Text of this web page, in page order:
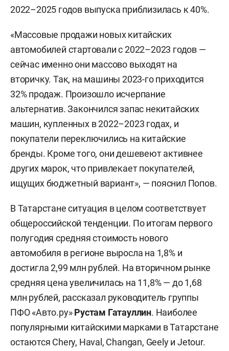
2022–2025 годов выпуска приблизилась к 40%.
«Массовые продажи новых китайских
автомобилей стартовали с 2022–2023 годов —
сейчас именно они массово выходят на
вторичку. Так, на машины 2023-го приходится
32% продаж. Произошло исчерпание
альтернатив. Закончился запас некитайских
машин, купленных в 2022–2023 годах, и
покупатели переключились на китайские
бренды. Кроме того, они дешевеют активнее
других марок, что привлекает покупателей,
ищущих бюджетный вариант», — пояснил Попов.
В Татарстане ситуация в целом соответствует
общероссийской тенденции. По итогам первого
полугодия средняя стоимость нового
автомобиля в регионе выросла на 1,8% и
достигла 2,99 млн рублей. На вторичном рынке
средняя цена увеличилась на 11,8% — до 1,68
млн рублей, рассказал руководитель группы
ПФО «Авто.ру»Рустам Гатауллин. Наиболее
популярными китайскими марками в Татарстане
остаются Chery, Haval, Changan, Geely и Jetour.